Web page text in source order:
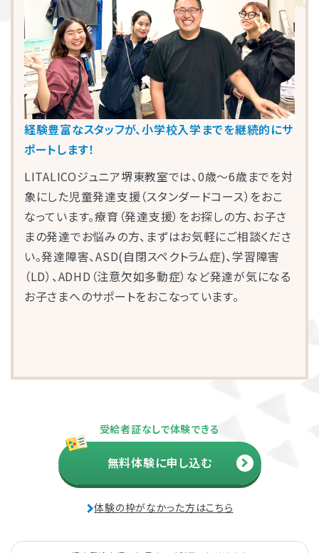
経験豊富なスタッフが、小学校入学までを継続的にサ
ポートします！
LITALICOジュニア堺東教室では、0歳～6歳までを対
象にした児童発達支援（スタンダードコース）をおこ
なっています。療育（発達支援）をお探しの方、お子さ
まの発達でお悩みの方、まずはお気軽にご相談くださ
い。発達障害、ASD(自閉スペクトラム症)、学習障害
（LD）、ADHD（注意欠如多動症）など発達が気になる
お子さまへのサポートをおこなっています。
受給者証なしで体験できる
無料体験に申し込む
体験の枠がなかった方はこちら